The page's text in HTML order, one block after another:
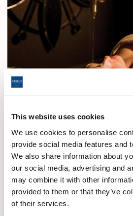
This website uses cookies
We use cookies to personalise
provide social media features and
We also share information about
our social media, advertising and
may combine it with other
provided to them or that they’ve
of their services.
Was ist PanchaKarma?
Wir bieten Ihnen ein
Jahre alten Geschichte und
ayurvedische Entgiftung ist die
Milz und Lymphbahnen reinigt.
davon aus, dass 80 Prozent der